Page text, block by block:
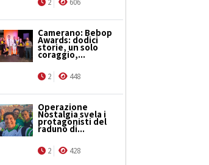
2 606
Camerano: Bebop
Awards: dodici
storie, un solo
coraggio,...
2 448
Operazione
Nostalgia svela i
protagonisti del
raduno di...
2 428